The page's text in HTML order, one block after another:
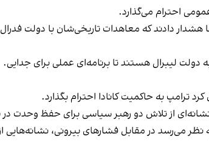
احترام می‌گذارد.
دادند که معاهدات تاریخی‌شان با دولت
دولت لیبرال هستند تا برنامه‌ای عملی برای جدایی.
ترامپ به حاکمیت کانادا احترام بگذارد.
از تلاش دو رهبر سیاسی برای حفظ وحدت در
می‌رسد در مقابل فشارهای بیرونی،